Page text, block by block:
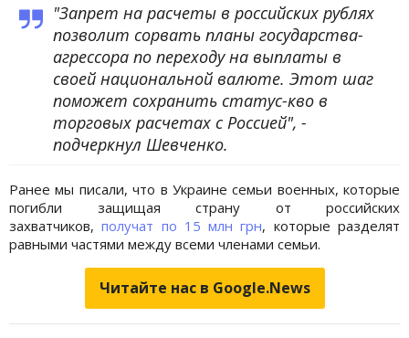
"Запрет на расчеты в российских рублях
позволит сорвать планы государства-
агрессора по переходу на выплаты в
своей национальной валюте. Этот шаг
поможет сохранить статус-кво в
торговых расчетах с Россией", -
подчеркнул Шевченко.
Ранее мы писали, что в Украине семьи военных, которые
погибли защищая страну от российских
захватчиков,получат по 15 млн грн, которые разделят
равными частями между всеми членами семьи.
Читайте нас в Google.News